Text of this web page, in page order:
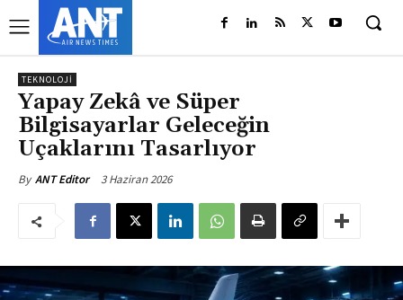
TEKNOLOJI
Yapay Zekâ ve Süper
Bilgisayarlar Geleceğin
Uçaklarını Tasarlıyor
By ANT Editor 3 Haziran 2026